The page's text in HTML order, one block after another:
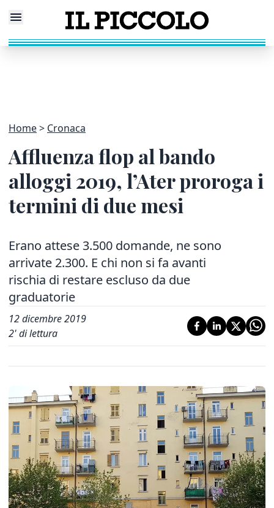
Home Cronaca
Affluenza flop al bando
alloggi 2019, l’Ater proroga i
termini di due mesi
Erano attese 3.500 domande, ne sono
arrivate 2.300. E chi non si fa avanti
rischia di restare escluso da due
graduatorie
12 dicembre 2019
2' di lettura